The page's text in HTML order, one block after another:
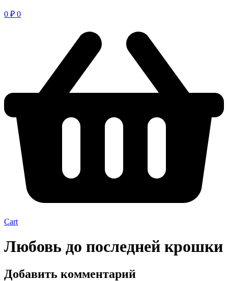
0 ₽ 0
Cart
Любовь до последней крошки
Добавить комментарий